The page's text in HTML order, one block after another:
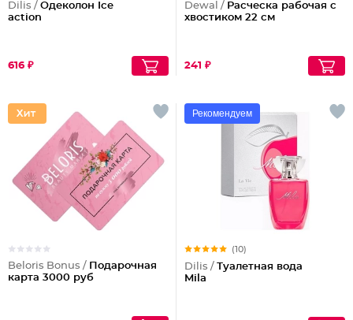
Dilis / Одеколон Ice
action
616 ₽
Dewal / Расческа рабочая с
хвостиком 22 см
241 ₽
Beloris Bonus / Подарочная
карта 3000 руб
Рекомендуем
(10)
Dilis / Туалетная вода
Mila